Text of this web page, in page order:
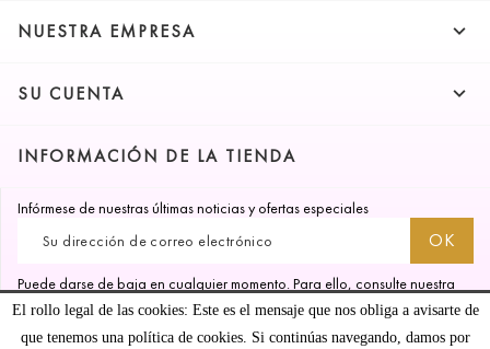
El rollo legal de las cookies: Este es el mensaje que nos obliga a avisarte de
que tenemos una política de cookies. Si continúas navegando, damos por
NUESTRA EMPRESA 
SU CUENTA 
INFORMACIÓN DE LA TIENDA
Infórmese de nuestras últimas noticias y ofertas especiales
Puede darse de baja en cualquier momento. Para ello, consulte nuestra
información de contacto en el aviso legal.